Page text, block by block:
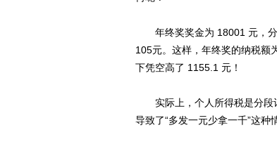
年终奖奖金为 18001 元，分
105元。这样，年终奖的纳税额
下凭空高了 1155.1 元！
实际上，个人所得税是分段
导致了“多发一元少拿一千”这种